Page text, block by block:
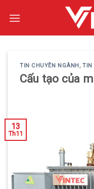
TIN CHUYÊN NGÀNH,TIN
Cấu tạo của
13
Th11